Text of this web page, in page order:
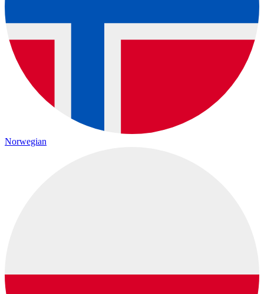
Norwegian